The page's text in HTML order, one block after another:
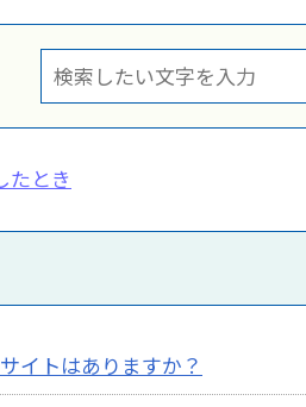
たとき
イトはありますか？